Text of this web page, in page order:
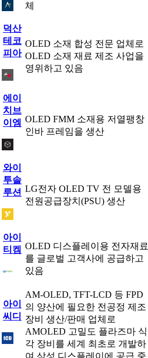
체
덕산
테코
피아
OLED 소재 합성 전문 업체로
OLED 소재 재료 제조 사업을
영위하고 있음
에이
치브
이엠 OLED FMM 소재용 저열팽창
인바 프레임을 생산
와이
투솔
루션 LG전자 OLED TV 전 모델용
전원공급장치(PSU) 생산
아이
티켐 OLED 디스플레이용 전자재료
를 글로벌 고객사에 공급하고
있음
아이
씨디
AM-OLED, TFT-LCD 등 FPD
의 양산에 필요한 전공정 제조
장비 생산/판매 업체로
AMOLED 고밀도 플라즈마 식
각 장비를 세계 최초로 개발하
여 삼성 디스플레이에 공급 중